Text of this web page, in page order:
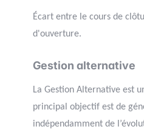
Écart entre le cours de
d'ouverture.
Gestion alternative
La Gestion Alternative est
principal objectif est de
indépendamment de